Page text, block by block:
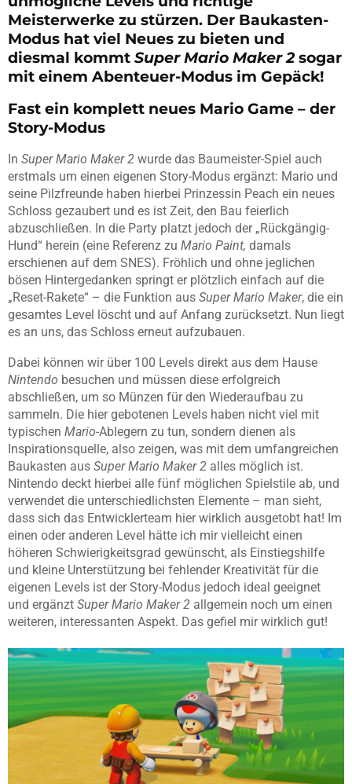
Meisterwerke zu stürzen. Der Baukasten-
Modus hat viel Neues zu bieten und
diesmal kommt Super Mario Maker 2sogar
mit einem Abenteuer-Modus im Gepäck!
Fast ein komplett neues Mario Game – der
Story-Modus
In Super Mario Maker 2 wurde das Baumeister-Spiel auch
erstmals um einen eigenen Story-Modus ergänzt: Mario und
seine Pilzfreunde haben hierbei Prinzessin Peach ein neues
Schloss gezaubert und es ist Zeit, den Bau feierlich
abzuschließen. In die Party platzt jedoch der „Rückgängig-
Hund“ herein (eine Referenz zu Mario Paint, damals
erschienen auf dem SNES). Fröhlich und ohne jeglichen
bösen Hintergedanken springt er plötzlich einfach auf die
„Reset-Rakete“ – die Funktion aus Super Mario Maker, die ein
gesamtes Level löscht und auf Anfang zurücksetzt. Nun liegt
es an uns, das Schloss erneut aufzubauen.
Dabei können wir über 100 Levels direkt aus dem Hause
Nintendo besuchen und müssen diese erfolgreich
abschließen, um so Münzen für den Wiederaufbau zu
sammeln. Die hier gebotenen Levels haben nicht viel mit
typischen Mario-Ablegern zu tun, sondern dienen als
Inspirationsquelle, also zeigen, was mit dem umfangreichen
Baukasten aus Super Mario Maker 2 alles möglich ist.
Nintendo deckt hierbei alle fünf möglichen Spielstile ab, und
verwendet die unterschiedlichsten Elemente – man sieht,
dass sich das Entwicklerteam hier wirklich ausgetobt hat! Im
einen oder anderen Level hätte ich mir vielleicht einen
höheren Schwierigkeitsgrad gewünscht, als Einstiegshilfe
und kleine Unterstützung bei fehlender Kreativität für die
eigenen Levels ist der Story-Modus jedoch ideal geeignet
und ergänzt Super Mario Maker 2 allgemein noch um einen
weiteren, interessanten Aspekt. Das gefiel mir wirklich gut!